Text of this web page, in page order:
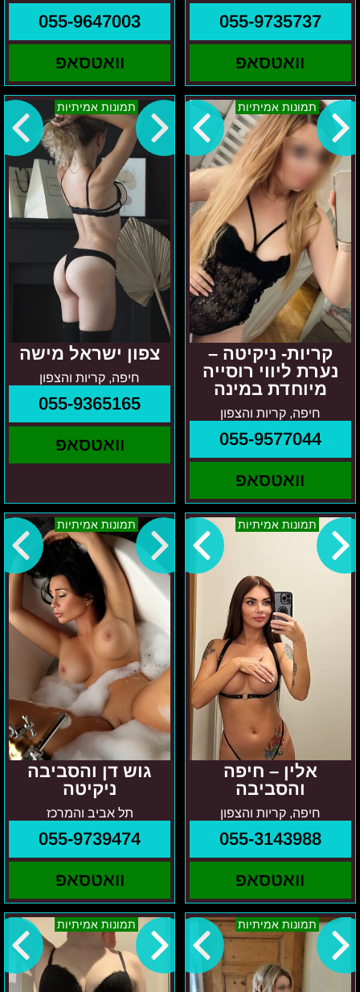
055-9735737
וואטסאפ
055-9647003
וואטסאפ
תמונות אמיתיות
קריות- ניקיטה –
נערת ליווי רוסייה
מיוחדת במינה
חיפה, קריות והצפון
055-9577044
וואטסאפ
קריות-
ניקיטה
–
נערת
ליווי
רוסייה
מיוחדת
במינה
תמונות אמיתיות
צפון ישראל מישה
חיפה, קריות והצפון
055-9365165
וואטסאפ
צפון
ישראל
מישה
תמונות אמיתיות
אלין – חיפה
והסביבה
חיפה, קריות והצפון
055-3143988
וואטסאפ
אלין
–
תמונות אמיתיות
גוש דן והסביבה
ניקיטה
תל אביב והמרכז
055-9739474
וואטסאפ
גוש
דן
והסביבה
ניקיטה
תמונות אמיתיות
קטיה-
צפון
תמונות אמיתיות
יולי
אזור
המרכז